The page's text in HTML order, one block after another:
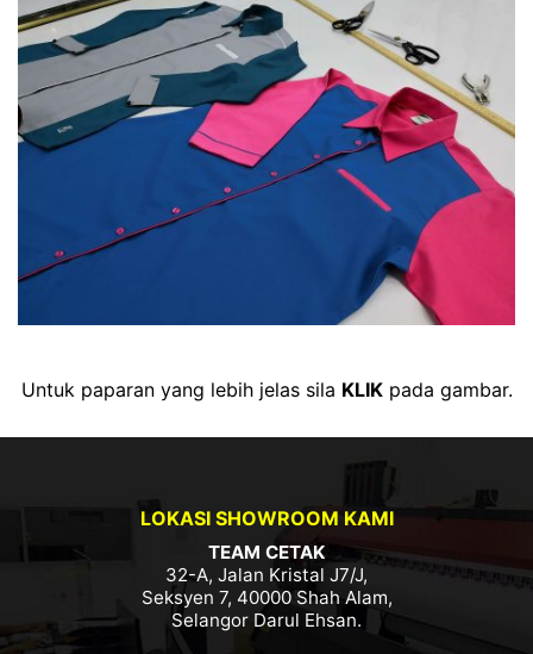
Untuk paparan yang lebih jelas sila KLIKpada gambar.
LOKASI SHOWROOM KAMI
TEAM CETAK
32-A, Jalan Kristal J7/J,
Seksyen 7, 40000 Shah Alam,
Selangor Darul Ehsan.